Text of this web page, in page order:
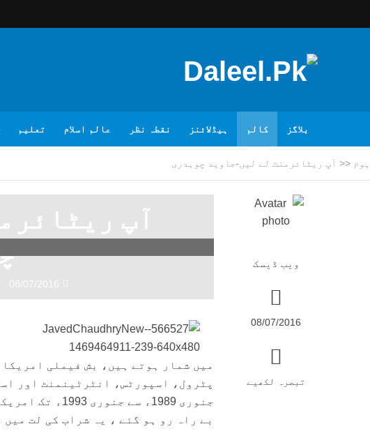
بلاگز کالم ہیڈلائنز نقطہ نظر عالم اسلام تعلیم
ہوم << آپ ریٹائرمنٹ لے لیں-جاوید چوہدری
ویب ڈیسک
08/07/2016
تبصرہ لکھیے
آپ
08/07/2016
میں شمار ہوتے ہیں، بش فیملی
پٹرول، اسپورٹس، انٹرٹینمنٹ اور
جنوری 1989ء
بے راہ رو ہو گئے ، یہ شراب کی لت